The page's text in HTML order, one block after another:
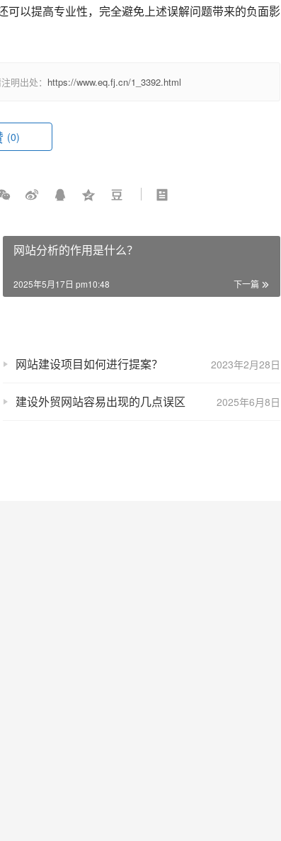
以提高专业性，完全避免上述误解问题带来的负面影
明出处： https://www.eq.fj.cn/1_3392.html
(0)
网站分析的作用是什么？
下一篇
2025年5月17日 pm10:48
2023年2月28日
网站建设项目如何进行提案？
2025年6月8日
建设外贸网站容易出现的几点误区